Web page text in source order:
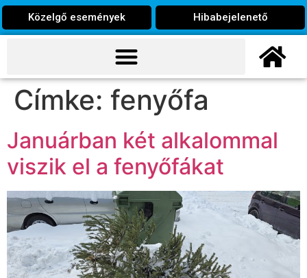
Közelgő események Hibabejelenető
Címke: fenyőfa
Januárban két alkalommal
viszik el a fenyőfákat